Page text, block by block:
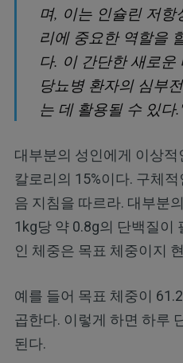
며, 이는 인슐린 저
리에 중요한 역할을
다. 이 간단한 새로
당뇨병 환자의 심부
는 데 활용될 수 있다
대부분의 성인에게 이상
칼로리의 15%이다. 구체
음 지침을 따르라. 대부분
1kg당 약 0.8g의 단백질이
인 체중은 목표 체중이지
예를 들어 목표 체중이
곱한다. 이렇게 하면 하루
된다.